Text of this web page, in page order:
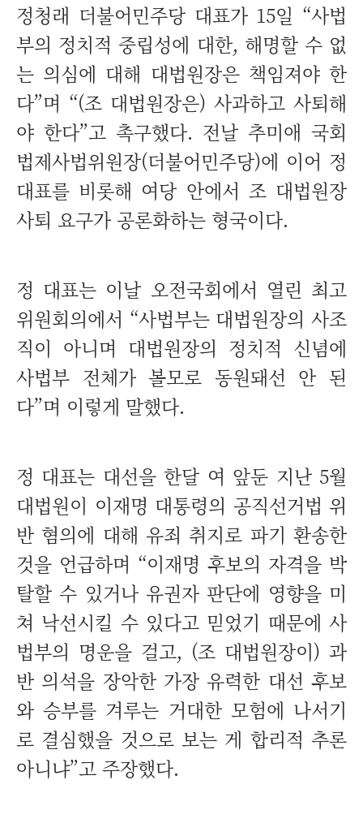
정청래 더불어민주당 대표가 15일 “사법
부의 정치적 중립성에 대한, 해명할 수 없
는 의심에 대해 대법원장은 책임져야 한
다”며 “(조 대법원장은) 사과하고 사퇴해
야 한다”고 촉구했다. 전날 추미애 국회
법제사법위원장(더불어민주당)에 이어 정
대표를 비롯해 여당 안에서 조 대법원장
사퇴 요구가 공론화하는 형국이다.
정 대표는 이날 오전국회에서 열린 최고
위원회의에서 “사법부는 대법원장의 사조
직이 아니며 대법원장의 정치적 신념에
사법부 전체가 볼모로 동원돼선 안 된
다”며 이렇게 말했다.
정 대표는 대선을 한달 여 앞둔 지난 5월
대법원이 이재명 대통령의 공직선거법 위
반 혐의에 대해 유죄 취지로 파기 환송한
것을 언급하며 “이재명 후보의 자격을 박
탈할 수 있거나 유권자 판단에 영향을 미
쳐 낙선시킬 수 있다고 믿었기 때문에 사
법부의 명운을 걸고, (조 대법원장이) 과
반 의석을 장악한 가장 유력한 대선 후보
와 승부를 겨루는 거대한 모험에 나서기
로 결심했을 것으로 보는 게 합리적 추론
아니냐”고 주장했다.